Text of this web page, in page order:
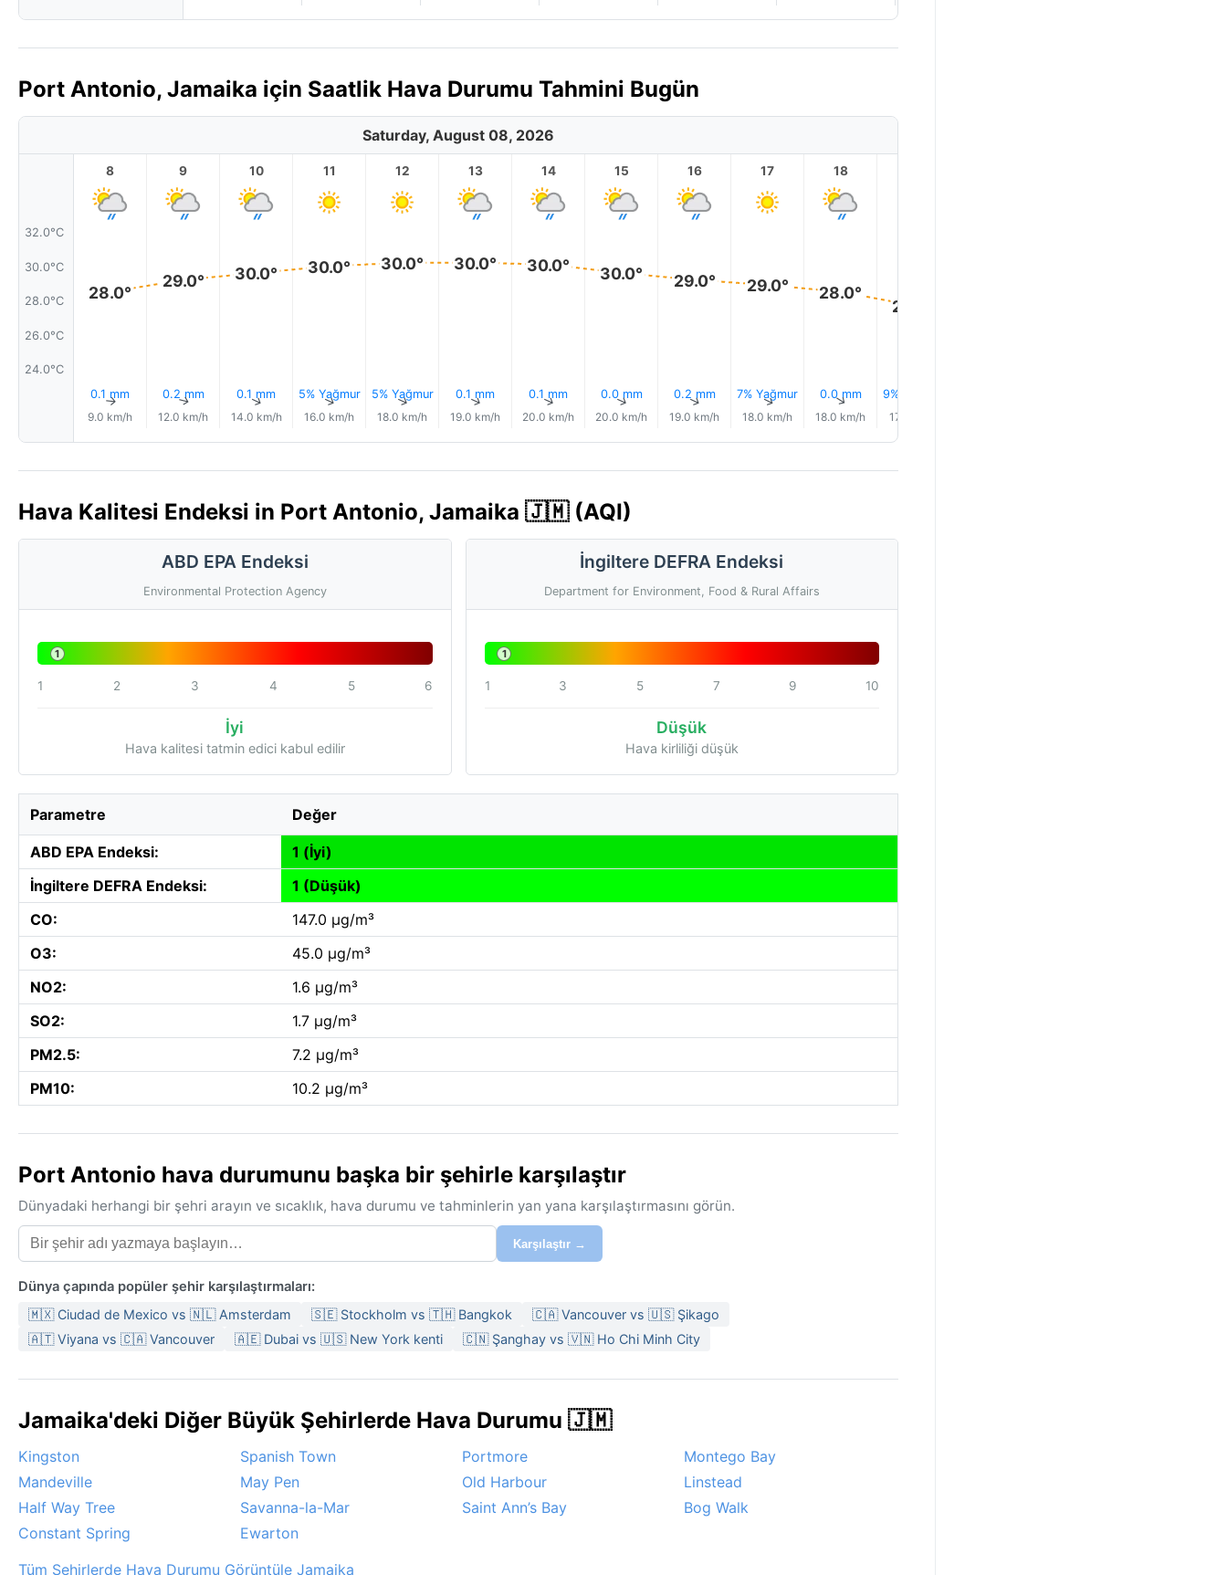
Port Antonio, Jamaika için Saatlik Hava Durumu Tahmini Bugün
Saturday, August 08, 2026
32.0°C
30.0°C
28.0°C
26.0°C
24.0°C
8
28.0°
0.1 mm
↑
9.0 km/h
9
29.0°
0.2 mm
↑
12.0 km/h
10
30.0°
0.1 mm
↑
14.0 km/h
11
30.0°
5% Yağmur
↑
16.0 km/h
12
30.0°
5% Yağmur
↑
18.0 km/h
13
30.0°
0.1 mm
↑
19.0 km/h
14
30.0°
0.1 mm
↑
20.0 km/h
15
30.0°
0.0 mm
↑
20.0 km/h
16
29.0°
0.2 mm
↑
19.0 km/h
17
29.0°
7% Yağmur
↑
18.0 km/h
18
28.0°
0.0 mm
↑
18.0 km/h
28.0°
9% Yağmur
17.0 km/h
Hava Kalitesi Endeksi in Port Antonio, Jamaika 🇯🇲 (AQI)
ABD EPA Endeksi
Environmental Protection Agency
1
1 2 3 4 5 6
İyi
Hava kalitesi tatmin edici kabul edilir
İngiltere DEFRA Endeksi
Department for Environment, Food & Rural Affairs
1
1 3 5 7 9 10
Düşük
Hava kirliliği düşük
Parametre Değer
ABD EPA Endeksi:
1 (İyi)
İngiltere DEFRA Endeksi:
1 (Düşük)
CO:
147.0 µg/m³
O3:
45.0 µg/m³
NO2:
1.6 µg/m³
SO2:
1.7 µg/m³
PM2.5:
7.2 µg/m³
PM10:
10.2 µg/m³
Port Antonio hava durumunu başka bir şehirle karşılaştır
Dünyadaki herhangi bir şehri arayın ve sıcaklık, hava durumu ve tahminlerin yan yana karşılaştırmasını görün.
Karşılaştır →
Dünya çapında popüler şehir karşılaştırmaları:
🇲🇽 Ciudad de Mexico vs 🇳🇱 Amsterdam 🇸🇪 Stockholm vs 🇹🇭 Bangkok
🇨🇦 Vancouver vs 🇺🇸 Şikago
🇦🇹 Viyana vs 🇨🇦 Vancouver
🇦🇪 Dubai vs 🇺🇸 New York kenti 🇨🇳 Şanghay vs 🇻🇳 Ho Chi Minh City
Jamaika'deki Diğer Büyük Şehirlerde Hava Durumu 🇯🇲
Kingston Spanish Town Portmore
Montego Bay
Mandeville
May Pen Old Harbour
Linstead
Half Way Tree
Savanna-la-Mar Saint Ann’s Bay
Bog Walk
Constant Spring
Ewarton
Tüm Şehirlerde Hava Durumu Görüntüle Jamaika